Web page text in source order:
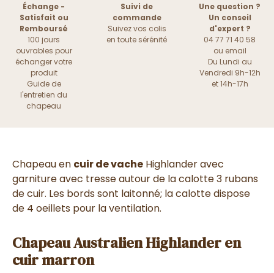
Échange -
Satisfait ou
Remboursé
100 jours
ouvrables pour
échanger votre
produit
Guide de
l'entretien du
chapeau
Suivi de
commande
Suivez vos colis
en toute sérénité
Une question ?
Un conseil
d'expert ?
04 77 71 40 58
ou email
Du Lundi au
Vendredi 9h-12h
et 14h-17h
Chapeau en cuir de vache Highlander avec
garniture avec tresse autour de la calotte 3 rubans
de cuir. Les bords sont laitonné; la calotte dispose
de 4 oeillets pour la ventilation.
Chapeau Australien Highlander en
cuir marron